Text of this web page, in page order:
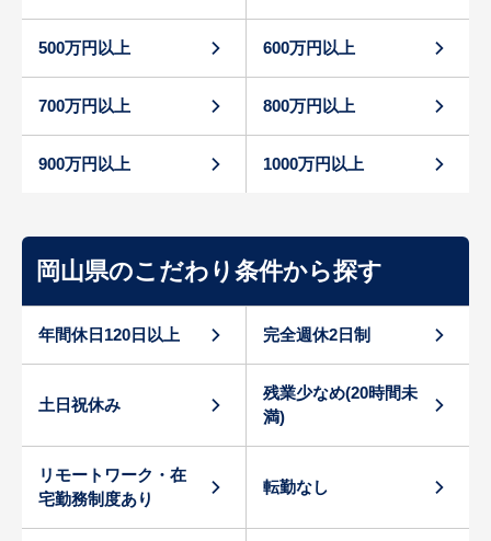
500万円以上 600万円以上
700万円以上 800万円以上
900万円以上 1000万円以上
岡山県のこだわり条件から探す
年間休日120日以上 完全週休2日制
土日祝休み
残業少なめ(20時間未
満)
リモートワーク・在
宅勤務制度あり
転勤なし